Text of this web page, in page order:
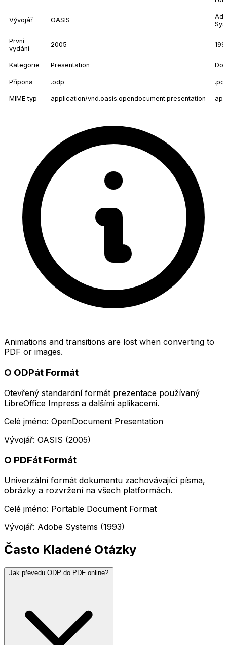
Vývojář OASIS
První
vydání
2005
Kategorie Presentation
Přípona .odp .pdf
MIME typ application/vnd.oasis.opendocument.presentation
Animations and transitions are lost when converting to
PDF or images.
O ODPát Formát
Otevřený standardní formát prezentace používaný
LibreOffice Impress a dalšími aplikacemi.
Celé jméno: OpenDocument Presentation
Vývojář: OASIS (2005)
O PDFát Formát
Univerzální formát dokumentu zachovávající písma,
obrázky a rozvržení na všech platformách.
Celé jméno: Portable Document Format
Vývojář: Adobe Systems (1993)
Často Kladené Otázky
Jak převedu ODP do PDF online?